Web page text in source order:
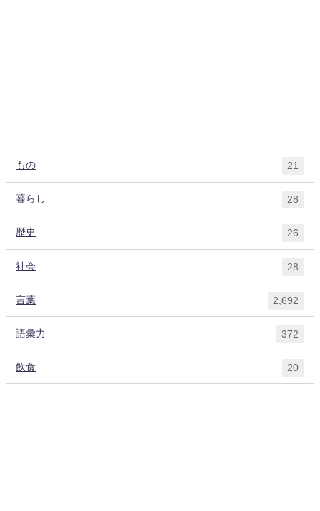
もの 21
暮らし 28
歴史 26
社会 28
言葉 2,692
語彙力 372
飲食 20